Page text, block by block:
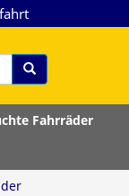
Fahrräder